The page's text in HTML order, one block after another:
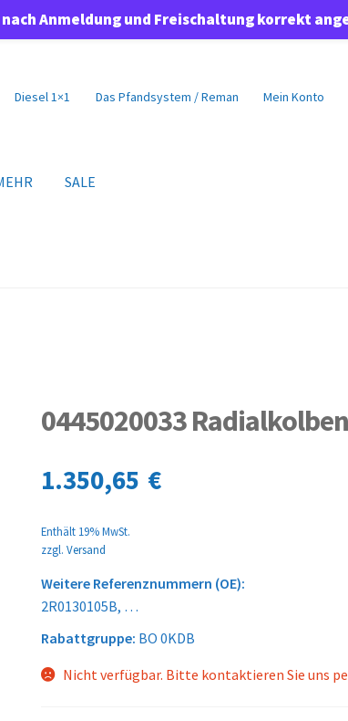
Diesel 1×1 Das Pfandsystem / Reman Mein Konto
SALE
0445020033
1.350,65 €
Enthält 19% MwSt.
zzgl. Versand
Weitere Referenznummern (OE):
2R0130105B, …
Rabattgruppe: BO 0KDB
Nicht verfügbar. Bitte kontaktieren Sie uns
Anmeldung und Freischaltung korrekt